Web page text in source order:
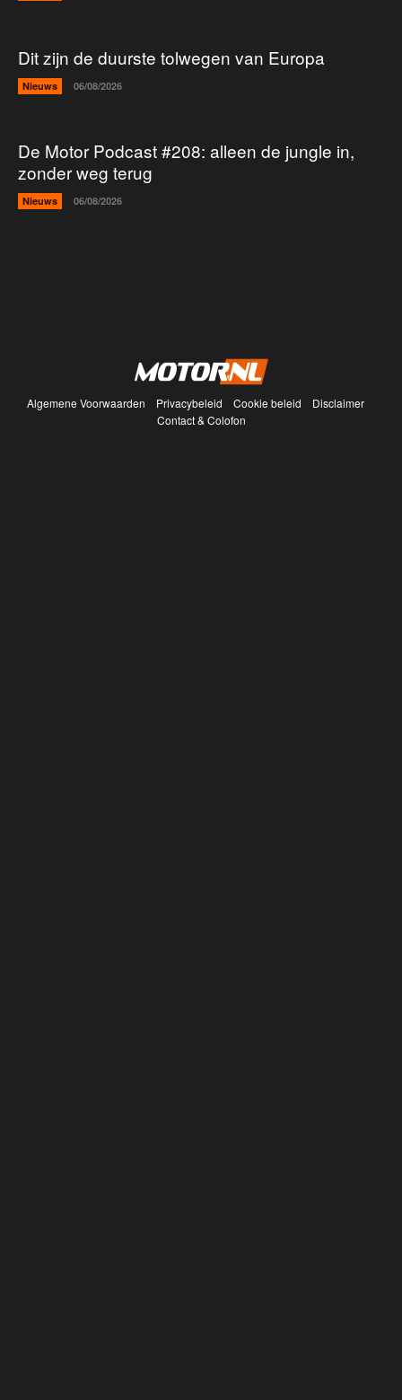
Dit zijn de duurste tolwegen van Europa
Nieuws 06/08/2026
De Motor Podcast #208: alleen de jungle in,
zonder weg terug
Nieuws 06/08/2026
Algemene Voorwaarden Privacybeleid Cookie beleid
Disclaimer
Contact & Colofon